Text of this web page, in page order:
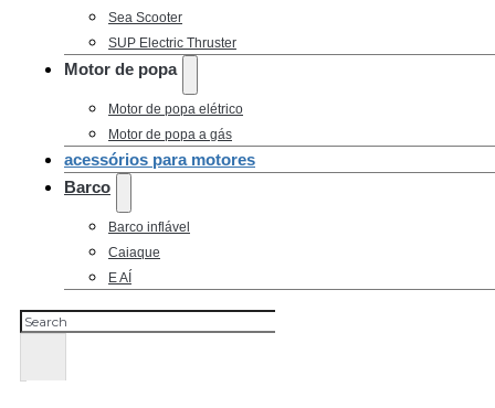
Sea Scooter
SUP Electric Thruster
Motor de popa
Motor de popa elétrico
Motor de popa a gás
acessórios para motores
Barco
Barco inflável
Caiaque
E AÍ
Pesquisar